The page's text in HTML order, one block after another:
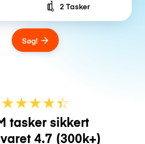
Number of bags
2 Tasker
Søg!
★★★★☆
★
tasker sikkert
4.7 (300k+)